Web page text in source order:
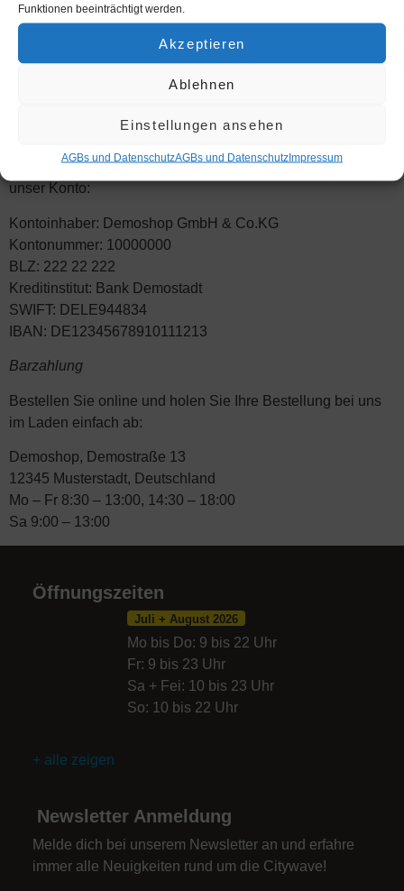
Funktionen beeinträchtigt werden.
Akzeptieren
Ablehnen
Einstellungen ansehen
AGBs und DatenschutzAGBs und DatenschutzImpres­sum
Noch schnel­ler und siche­rer bezah­len mit ihrem PayPal-
Express-Versand)
Bit­te über­wei­sen Sie den Gesamt­be­trag Ihrer Bestel­lung auf
unser Konto:
Kon­to­in­ha­ber: Demo­shop GmbH & Co.KG
Kon­to­num­mer: 10000000
BLZ: 222 22 222
Kre­dit­in­sti­tut: Bank Demostadt
SWIFT: DELE944834
IBAN: DE12345678910111213
Bar­zah­lung
Bestel­len Sie online und holen Sie Ihre Bestel­lung bei uns
im Laden ein­fach ab:
Demo­shop, Demo­stra­ße 13
12345 Mus­ter­stadt, Deutschland
Mo – Fr 8:30 – 13:00, 14:30 – 18:00
Sa 9:00 – 13:00
Öffnungszeiten
Mo bis Do: 9 bis 22 Uhr
Fr: 9 bis 23 Uhr
Sa + Fei: 10 bis 23 Uhr
So: 10 bis 22 Uhr
Juli + August 2026
+ alle zeigen
Newsletter Anmeldung
Melde dich bei unserem Newsletter an und erfahre
immer alle Neuigkeiten rund um die Citywave!